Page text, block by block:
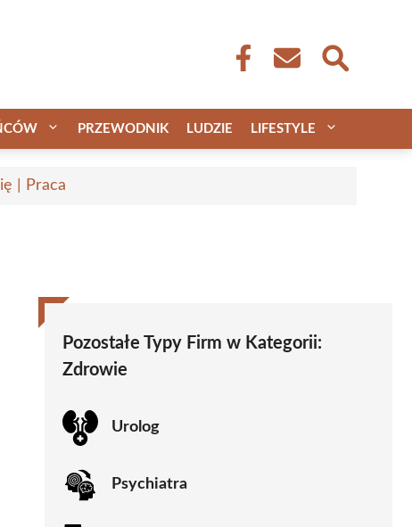
PRZEWODNIK LUDZIE LIFESTYLE
| Praca
Pozostałe Typy Firm w Kategorii:
Zdrowie
Urolog
Psychiatra